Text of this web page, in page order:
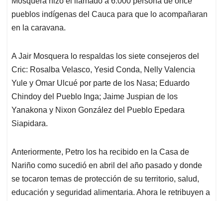
pueblos indígenas del Cauca para que lo acompañaran
en la caravana.
A Jair Mosquera lo respaldas los siete consejeros del
Cric: Rosalba Velasco, Yesid Conda, Nelly Valencia
Yule y Omar Ulcué por parte de los Nasa; Eduardo
Chindoy del Pueblo Inga; Jaime Juspian de los
Yanakona y Nixon González del Pueblo Epedara
Siapidara.
Anteriormente, Petro los ha recibido en la Casa de
Nariño como sucedió en abril del año pasado y donde
se tocaron temas de protección de su territorio, salud,
educación y seguridad alimentaria. Ahora le retribuyen a